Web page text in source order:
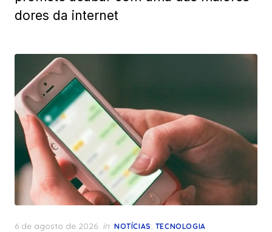
dores da internet
Posted
6 de agosto de 2026 in NOTÍCIAS, TECNOLOGIA